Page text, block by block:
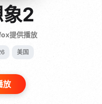
2
提供播放
美国
放